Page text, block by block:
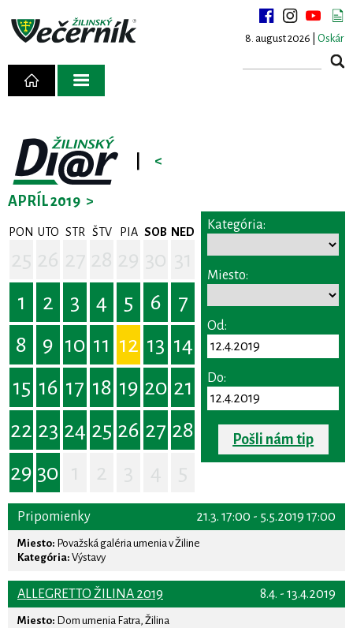
8. august 2026 | Oskár
<
APRÍL 2019 >
PON UTO STR ŠTV PIA SOB NED
1
2 3 4 5 6
7
8
9 10 11 12 13 14
15 16 17 18 19 20 21
22 23 24 25 26 27 28
29 30
Kategória:
Miesto:
Od:
Do:
Pošli nám tip
21.3. 17:00 - 5.5.2019 17:00
Pripomienky
Miesto: Považská galéria umenia v Žiline
Kategória: Výstavy
8.4. - 13.4.2019
ALLEGRETTO ŽILINA 2019
Miesto: Dom umenia Fatra, Žilina